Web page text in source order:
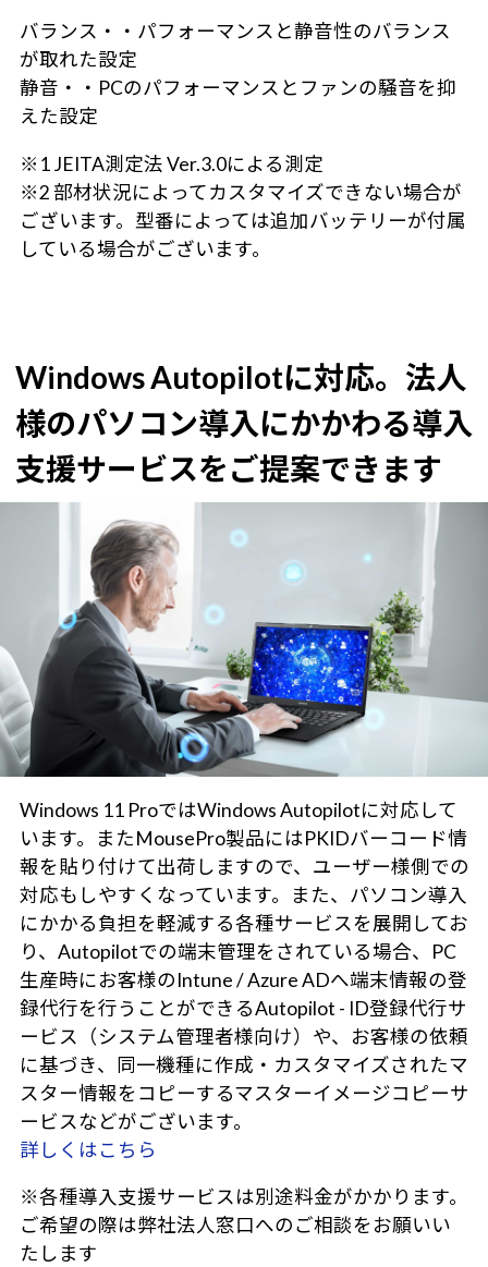
バランス・・パフォーマンスと静音性のバランス
が取れた設定
静音・・PCのパフォーマンスとファンの騒音を抑
えた設定
※1 JEITA測定法 Ver.3.0による測定
※2 部材状況によってカスタマイズできない場合が
ございます。型番によっては追加バッテリーが付属
している場合がございます。
Windows Autopilotに対応。 法人
様のパソコン導入にかかわる導入
支援サービスをご提案できます
Windows 11 ProではWindows Autopilotに対応して
います。またMousePro製品にはPKIDバーコード情
報を貼り付けて出荷しますので、ユーザー様側での
対応もしやすくなっています。また、パソコン導入
にかかる負担を軽減する各種サービスを展開してお
り、Autopilotでの端末管理をされている場合、PC
生産時にお客様のIntune / Azure ADへ端末情報の登
録代行を行うことができるAutopilot - ID登録代行サ
ービス（システム管理者様向け）や、お客様の依頼
に基づき、同一機種に作成・カスタマイズされたマ
スター情報をコピーするマスターイメージコピーサ
ービスなどがございます。
詳しくはこちら
※各種導入支援サービスは別途料金がかかります。
ご希望の際は弊社法人窓口へのご相談をお願いい
たします